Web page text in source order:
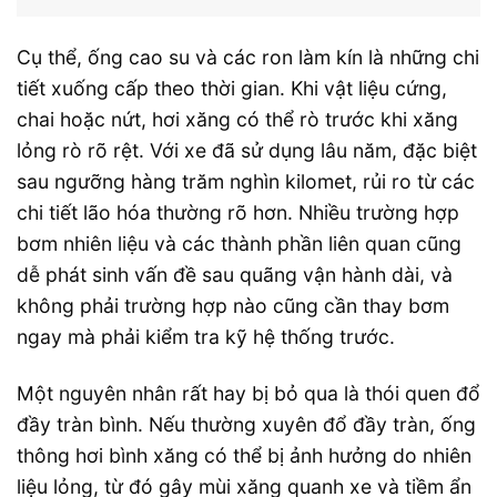
Cụ thể, ống cao su và các ron làm kín là những chi
tiết xuống cấp theo thời gian. Khi vật liệu cứng,
chai hoặc nứt, hơi xăng có thể rò trước khi xăng
lỏng rò rõ rệt. Với xe đã sử dụng lâu năm, đặc biệt
sau ngưỡng hàng trăm nghìn kilomet, rủi ro từ các
chi tiết lão hóa thường rõ hơn. Nhiều trường hợp
bơm nhiên liệu và các thành phần liên quan cũng
dễ phát sinh vấn đề sau quãng vận hành dài, và
không phải trường hợp nào cũng cần thay bơm
ngay mà phải kiểm tra kỹ hệ thống trước.
Một nguyên nhân rất hay bị bỏ qua là thói quen đổ
đầy tràn bình. Nếu thường xuyên đổ đầy tràn, ống
thông hơi bình xăng có thể bị ảnh hưởng do nhiên
liệu lỏng, từ đó gây mùi xăng quanh xe và tiềm ẩn